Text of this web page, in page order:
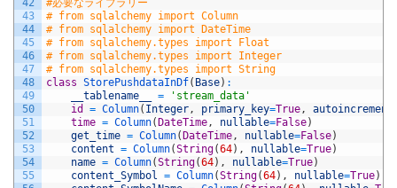
42
43
44
45
46
47
48
49
50
51
52
53
54
55
#必要なライブラリー
# from sqlalchemy import Column
# from sqlalchemy import DateTime
# from sqlalchemy.types import Float
# from sqlalchemy.types import Integer
# from sqlalchemy.types import String
class StorePushdataInDf( Base) :
__tablename__
=
'stream_data'
id
= Column( Integer, primary_key=True, autoincrement
time = Column( DateTime, nullable=False)
get_time = Column( DateTime, nullable=False)
content = Column(String(64) , nullable=True)
name = Column(String(64) , nullable=True)
content_Symbol = Column(String(64) , nullable=True)